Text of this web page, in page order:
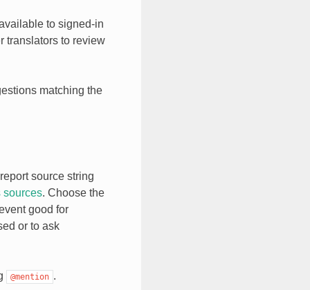
to signed-in
translators to review
matching the
source string
sources. Choose the
good for
or to ask
@mention .